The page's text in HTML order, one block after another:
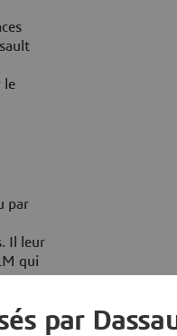
le
par
Il leur
qui
par